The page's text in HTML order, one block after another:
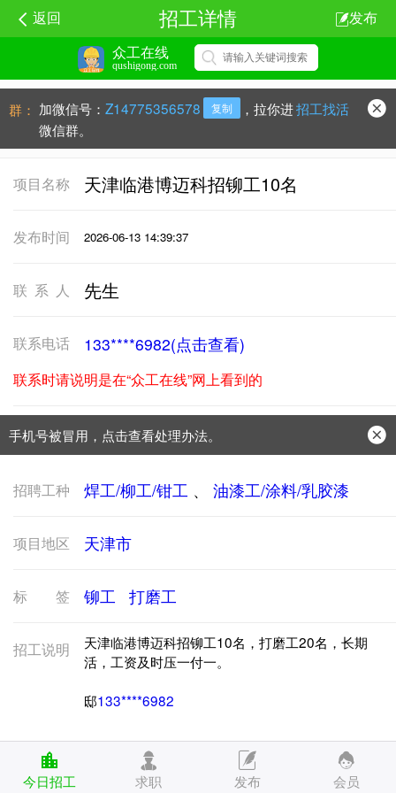
众工在线
qushigong.com
返回 招工详情 发布
群： 加微信号： Z14775356578 复制 ，拉你进招工找活
微信群。
项目名称 天津临港博迈科招铆工10名
发布时间 2026-06-13 14:39:37
联系人 先生
联系电话 133****6982(点击查看)
联系时请说明是在“众工在线”网上看到的
手机号被冒用，点击查看处理办法。
防骗常识：学会这些不上当？
招聘工种 焊工/柳工/钳工 、 油漆工/涂料/乳胶漆
项目地区 天津市
标签 铆工 打磨工
招工说明
天津临港博迈科招铆工10名，打磨工20名，长期
活，工资及时压一付一。
邸133****6982
今日招工 求职 发布 会员